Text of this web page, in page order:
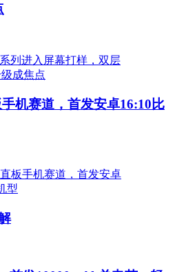
机赛道，首发安卓16:10比